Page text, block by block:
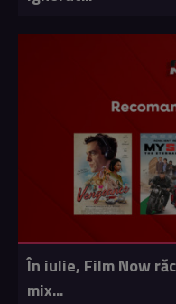
În iulie, Film Now
mix...